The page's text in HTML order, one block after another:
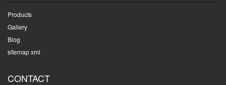
Products
Gallery
Blog
sitemap xml
CONTACT